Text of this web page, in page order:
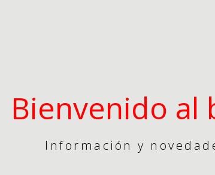
Bienvenido al
Información y